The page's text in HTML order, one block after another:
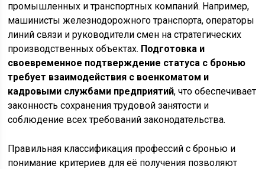
промышленных и транспортных компаний. Например,
машинисты железнодорожного транспорта, операторы
линий связи и руководители смен на стратегических
производственных объектах. Подготовка и
своевременное подтверждение статуса с бронью
требует взаимодействия с военкоматом и
кадровыми службами предприятий, что обеспечивает
законность сохранения трудовой занятости и
соблюдение всех требований законодательства.
Правильная классификация профессий с бронью и
понимание критериев для её получения позволяют